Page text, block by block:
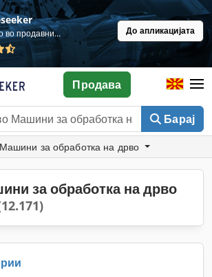
Бесплатно во продавница До апликацијата
Барај
Продава
за обработка на дрво
за обработка на дрво